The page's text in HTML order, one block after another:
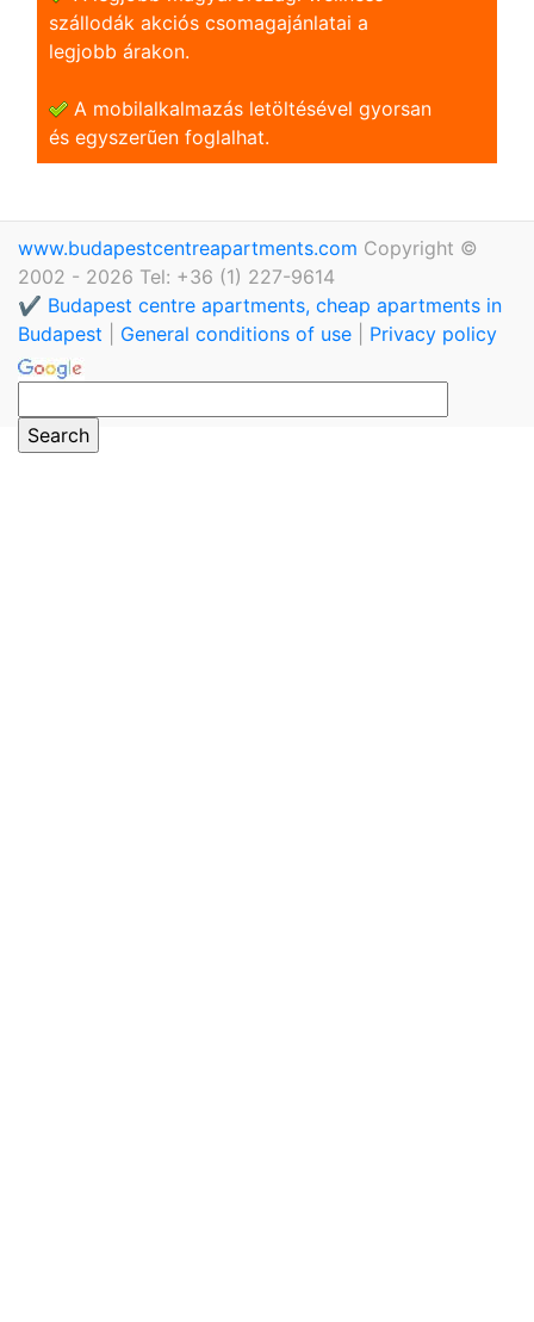
szállodák akciós csomagajánlatai a
legjobb árakon.
A mobilalkalmazás letöltésével gyorsan
és egyszerũen foglalhat.
www.budapestcentreapartments.com Copyright ©
2002 - 2026 Tel: +36 (1) 227-9614
✔️ Budapest centre apartments, cheap apartments in
Budapest
General conditions of use Privacy policy